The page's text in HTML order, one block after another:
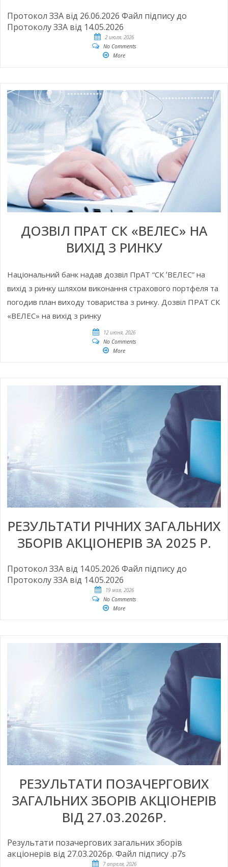
Протокол ЗЗА від 26.06.2026 Файл підпису до
Протоколу ЗЗА від 14.05.2026
2 июля, 2026
No Comments
More
ДОЗВІЛ ПРАТ СК «ВЕЛЕС» НА
ВИХІД З РИНКУ
Національний банк надав дозвіл ПрАТ “СК ʼВЕЛЕС” на
вихід з ринку шляхом виконання страхового портфеля та
погодив план виходу товариства з ринку. Дозвіл ПРАТ СК
«ВЕЛЕС» на вихід з ринку
12 июня, 2026
No Comments
More
РЕЗУЛЬТАТИ РІЧНИХ ЗАГАЛЬНИХ
ЗБОРІВ АКЦІОНЕРІВ ЗА 2025 Р.
Протокол ЗЗА від 14.05.2026 Файл підпису до
Протоколу ЗЗА від 14.05.2026
19 мая, 2026
No Comments
More
РЕЗУЛЬТАТИ ПОЗАЧЕРГОВИХ
ЗАГАЛЬНИХ ЗБОРІВ АКЦІОНЕРІВ
ВІД 27.03.2026Р.
Результати позачергових загальних зборів
акціонерів від 27.03.2026р. Файл підпису .p7s
7 апреля, 2026